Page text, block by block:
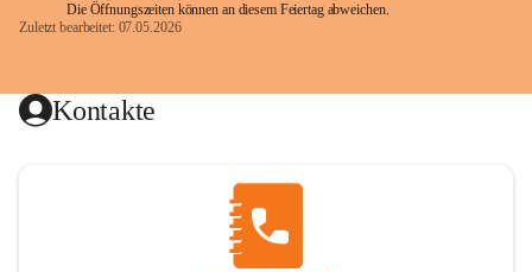
Die Öffnungszeiten können an diesem Feiertag abweichen.
Zuletzt bearbeitet: 07.05.2026
Kontakte